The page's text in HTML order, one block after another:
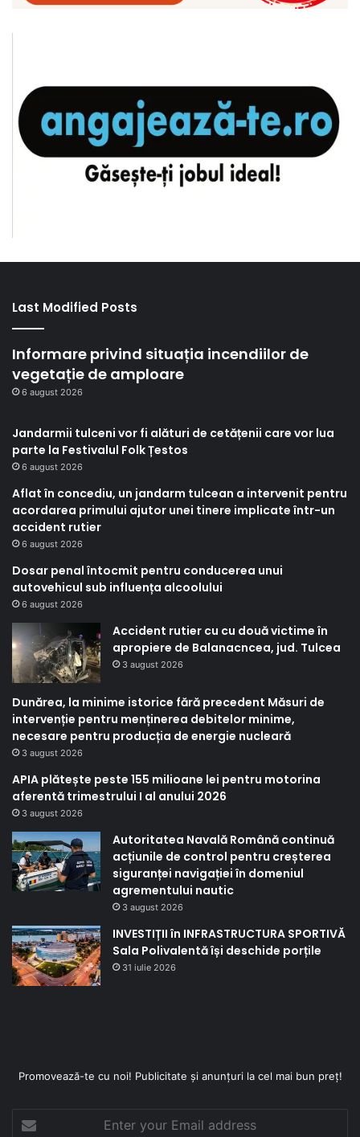
Last Modified Posts
Informare privind situația incendiilor de
vegetație de amploare
6 august 2026
Jandarmii tulceni vor fi alături de cetățenii care vor lua
parte la Festivalul Folk Țestos
6 august 2026
Aflat în concediu, un jandarm tulcean a intervenit pentru
acordarea primului ajutor unei tinere implicate într-un
accident rutier
6 august 2026
Dosar penal întocmit pentru conducerea unui
autovehicul sub influența alcoolului
6 august 2026
Accident rutier cu cu două victime în
apropiere de Balanacncea, jud. Tulcea
3 august 2026
Dunărea, la minime istorice fără precedent Măsuri de
intervenție pentru menținerea debitelor minime,
necesare pentru producția de energie nucleară
3 august 2026
APIA plătește peste 155 milioane lei pentru motorina
aferentă trimestrului I al anului 2026
3 august 2026
Autoritatea Navală Română continuă
acțiunile de control pentru creșterea
siguranței navigației în domeniul
agrementului nautic
3 august 2026
INVESTIȚII în INFRASTRUCTURA SPORTIVĂ
Sala Polivalentă își deschide porțile
31 iulie 2026
Promovează-te cu noi! Publicitate și anunțuri la cel mai bun preț!
Enter
your